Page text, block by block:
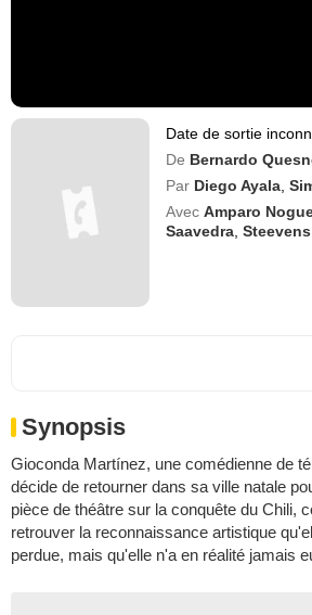
Date de sortie
De Bernardo
Par Diego Ayala ,
Avec Amparo
Saavedra ,
Synopsis
Gioconda Martínez, une comédienne de
décide de retourner dans sa ville natale
pièce de théâtre sur la conquête du Chili,
retrouver la reconnaissance artistique
perdue, mais qu'elle n'a en réalité jamais